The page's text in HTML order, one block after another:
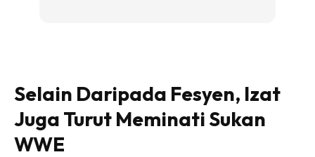
Selain Daripada Fesyen, Izat
Juga Turut Meminati Sukan
WWE